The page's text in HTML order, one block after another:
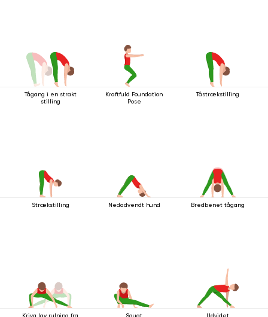
Tågang i en strakt
stilling
Kraftfuld Foundation
Pose
Tåstrækstilling
Strækstilling Nedadvendt hund Bredbenet tågang
Kriya lav rulning fra Squat Udvidet